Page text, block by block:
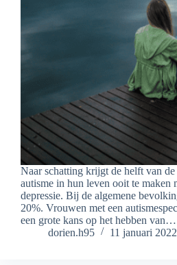
Naar schatting krijgt de helft van de
autisme in hun leven ooit te maken
depressie. Bij de algemene
20%. Vrouwen met een
een grote kans op het hebben van…
dorien.h95
11 januari 2022